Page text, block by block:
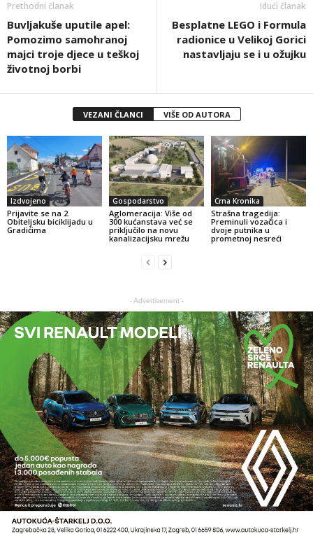
Prethodni članak
Buvljakuše uputile apel:
Pomozimo samohranoj
majci troje djece u teškoj
životnoj borbi
Idući članak
Besplatne LEGO i Formula
radionice u Velikoj Gorici
nastavljaju se i u ožujku
VEZANI ČLANCI VIŠE OD AUTORA
Izdvojeno
Prijavite se na 2.
Obiteljsku biciklijadu u
Gradićima
Gospodarstvo
Aglomeracija: Više od
300 kućanstava već se
priključilo na novu
kanalizacijsku mrežu
Crna Kronika
Strašna tragedija:
Preminuli vozačica i
dvoje putnika u
prometnoj nesreći
- Advertisement -